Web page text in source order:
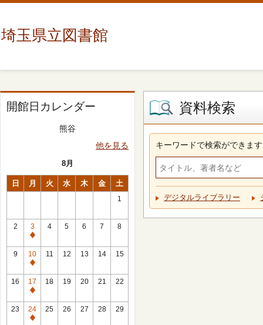
埼玉県立図書館
開館日カレンダー
熊谷
他を見る
8月
日 月 火 水 木 金 土
1
2
3
休
館
日
4 5 6 7 8
9
10
休
館
日
11 12 13 14 15
16
17
休
館
日
18 19 20 21 22
23
24
休
25 26 27 28 29
資料検索
キーワードで検索ができます
デジタルライブラリー